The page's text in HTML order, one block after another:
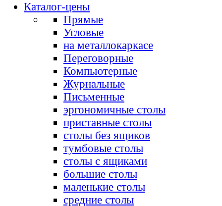
Каталог-цены
Прямые
Угловые
на металлокаркасе
Переговорные
Компьютерные
Журнальные
Письменные
эргономичные столы
приставные столы
столы без ящиков
тумбовые столы
столы с ящиками
большие столы
маленькие столы
средние столы